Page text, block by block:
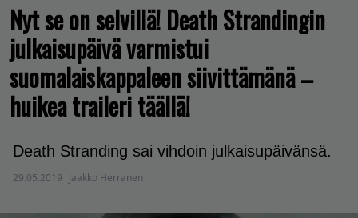
Nyt se on selvillä! Death Strandingin
julkaisupäivä varmistui
suomalaiskappaleen siivittämänä –
huikea traileri täällä!
Death Stranding sai vihdoin julkaisupäivänsä.
29.05.2019 Jaakko Herranen